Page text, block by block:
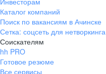
Каталог компаний
Поиск по вакансиям в Ачинске
Сетка: соцсеть для нетворкинга
Соискателям
hh PRO
Готовое резюме
Все сервисы